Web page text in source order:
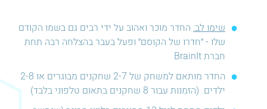
שימו לב: החדר מוכר ואהוב על ידי רבים גם בשמו הקודם
שלו - ״חדרו של הקוסם״ ופעל בעבר בהצלחה רבה תחת
חברת BrainIt
החדר מותאם למשחק של 2-7 שחקנים מבוגרים או 2-8
ילדים. (הזמנות עבור 8 שחקנים בתאום טלפוני בלבד)